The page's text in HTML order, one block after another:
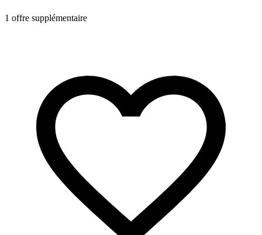
1 offre supplémentaire